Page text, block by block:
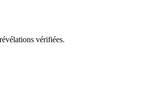
vérifiées.